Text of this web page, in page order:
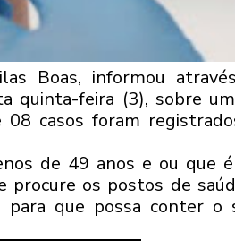
Boas, informou
quinta-feira (3), sobre
casos foram
de 49 anos e ou que
procure os postos de
para que possa conter o